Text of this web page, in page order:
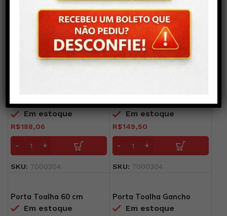
Porta Escova com Copo
de Vidro – MALI
Em estoque
Papeleira MALI
Em estoque
R$188,06
SKU: 7000204
Papeleira MOD
Em estoque
R$149,50
SKU: 7000304
Porta Toalha 60 cm
Turtle JEm estoque
Porta Toalha Gancho
Turtle JEm estoque